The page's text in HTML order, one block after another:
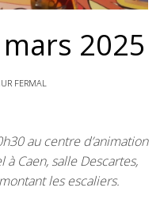
2025
FERMAL
au centre d’animation
Caen, salle Descartes,
les escaliers.